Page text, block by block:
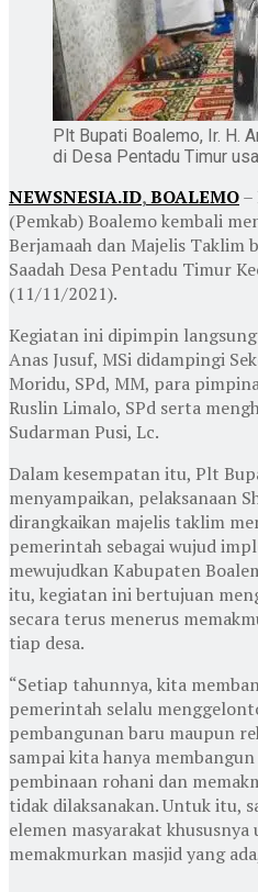
Plt Bupati Boalemo, Ir. H.
di Desa Pentadu Timur
NEWSNESIA.ID,BOALEMO–
(Pemkab) Boalemo kembali
Berjamaah dan Majelis Taklim
Saadah Desa Pentadu Timur
(11/11/2021).
Kegiatan ini dipimpin
Anas Jusuf, MSi didampingi
Moridu, SPd, MM, para
Ruslin Limalo, SPd serta
Sudarman Pusi, Lc.
Dalam kesempatan itu, Plt
menyampaikan, pelaksanaan
dirangkaikan majelis taklim
pemerintah sebagai wujud
mewujudkan Kabupaten
itu, kegiatan ini bertujuan
secara terus menerus
tiap desa.
“Setiap tahunnya, kita
pemerintah selalu
pembangunan baru maupun
sampai kita hanya
pembinaan rohani dan
tidak dilaksanakan. Untuk itu,
elemen masyarakat
memakmurkan masjid yang